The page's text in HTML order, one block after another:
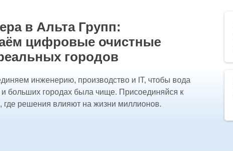
в Альта Групп:
цифровые очистные
городов
инженерию, производство и IT, чтобы вода
больших городах была чище. Присоединяйся к
где решения влияют на жизни миллионов.